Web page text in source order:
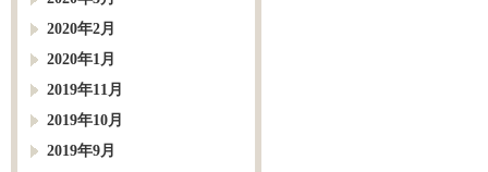
2020年2月
2020年1月
2019年11月
2019年10月
2019年9月